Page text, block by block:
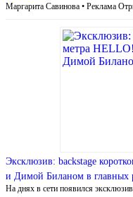
Маргарита Савинова • Реклама
Эксклюзив: backstage
и Димой Биланом в главных
На днях в сети появился